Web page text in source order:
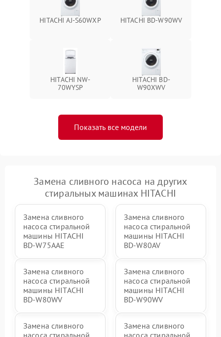
HITACHI AJ-S60WXP HITACHI BD-W90WV
HITACHI NW-
70WYSP
HITACHI BD-
W90XWV
Показать все модели
Замена сливного насоса на других
стиральных машинах HITACHI
Замена сливного
насоса стиральной
машины HITACHI
BD-W75AAE
Замена сливного
насоса стиральной
машины HITACHI
BD-W80AV
Замена сливного
насоса стиральной
машины HITACHI
BD-W80WV
Замена сливного
насоса стиральной
машины HITACHI
BD-W90WV
Замена сливного
Замена сливного